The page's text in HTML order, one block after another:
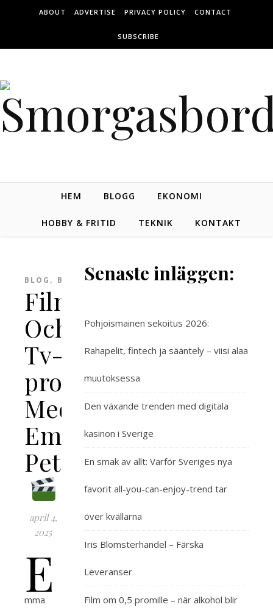
Skip to content
ABOUT ADVERTISE PRIVACY POLICY CONTACT
SUBSCRIBE
HEM BLOGG EKONOMI
HOBBY & FRITID TEKNIK KONTAKT
BLOG , BLOGG
Filmer
Och
Tv-
program
Med
Emma
Peters
april 4,
2025
E
mma
Senaste inläggen:
Pohjoismainen sekoitus 2026:
Rahapelit, fintech ja sääntely – viisi alaa
muutoksessa
Den växande trenden med digitala
kasinon i Sverige
En smak av allt: Varför Sveriges nya
favorit all-you-can-enjoy-trend tar
över kvällarna
Iris Blomsterhandel – Färska
Leveranser
Film om 0,5 promille – när alkohol blir